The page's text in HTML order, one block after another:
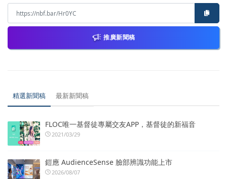
推廣新聞稿
精選新聞稿 最新新聞稿
FLOC唯一基督徒專屬交友APP，基督徒的新福音
2021/03/29
鎧應 AudienceSense 臉部辨識功能上市
2026/08/07